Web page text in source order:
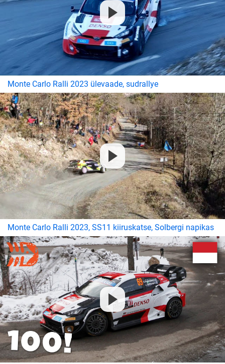
Monte Carlo Ralli 2023 ülevaade, sudrallye
Monte Carlo Ralli 2023, SS11 kiiruskatse, Solbergi napikas